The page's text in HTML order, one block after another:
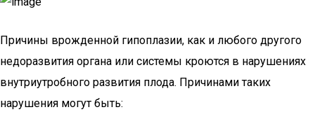
Причины врожденной гипоплазии, как и любого другого
недоразвития органа или системы кроются в нарушениях
внутриутробного развития плода. Причинами таких
нарушения могут быть: